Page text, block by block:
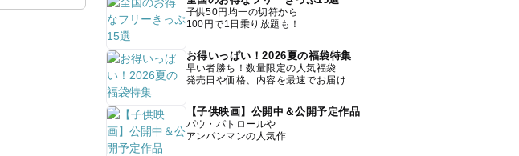
子供50円均一の切符から
100円で1日乗り放題も！
お得いっぱい！2026夏の福袋特集
早い者勝ち！数量限定の人気福袋
発売日や価格、内容を最速でお届け
【子供映画】公開中＆公開予定作品
パウ・パトロールや
アンパンマンの人気作